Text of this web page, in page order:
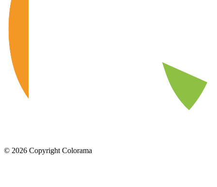
© 2026 Copyright Colorama